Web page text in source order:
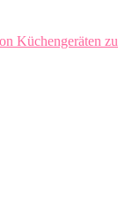
Küchengeräten zu